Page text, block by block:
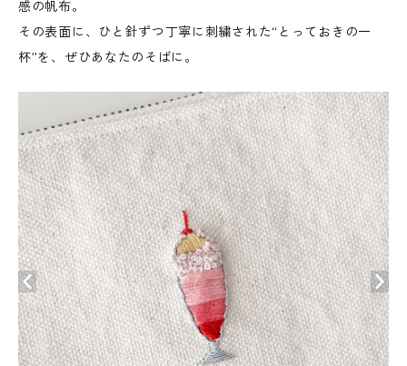
感の帆布。
その表面に、ひと針ずつ丁寧に刺繍された“とっておきの一
杯”を、ぜひあなたのそばに。